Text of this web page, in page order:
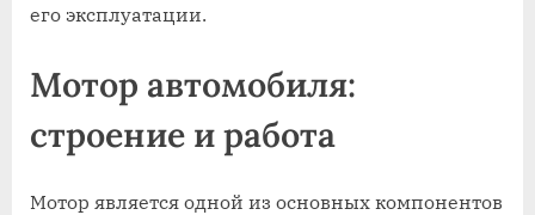
его эксплуатации.
Мотор автомобиля:
строение и работа
Мотор является одной из основных компонентов